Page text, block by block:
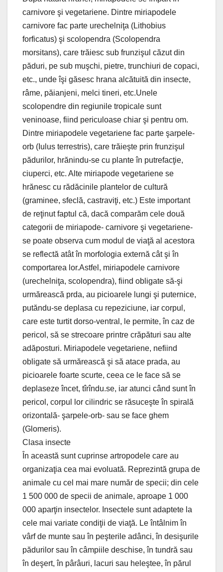
carnivore şi vegetariene. Dintre miriapodele
carnivore fac parte urechelniţa (Lithobius
forficatus) şi scolopendra (Scolopendra
morsitans), care trăiesc sub frunzişul căzut din
păduri, pe sub muşchi, pietre, trunchiuri de copaci,
etc., unde îşi găsesc hrana alcătuită din insecte,
râme, păianjeni, melci tineri, etc.Unele
scolopendre din regiunile tropicale sunt
veninoase, fiind periculoase chiar şi pentru om.
Dintre miriapodele vegetariene fac parte şarpele-
orb (Iulus terrestris), care trăieşte prin frunzişul
pădurilor, hrănindu-se cu plante în putrefacţie,
ciuperci, etc. Alte miriapode vegetariene se
hrănesc cu rădăcinile plantelor de cultură
(graminee, sfeclă, castraviţi, etc.) Este important
de reţinut faptul că, dacă comparăm cele două
categorii de miriapode- carnivore şi vegetariene-
se poate observa cum modul de viaţă al acestora
se reflectă atât în morfologia externă cât şi în
comportarea lor.Astfel, miriapodele carnivore
(urechelniţa, scolopendra), fiind obligate să-şi
urmărească prda, au picioarele lungi şi puternice,
putăndu-se deplasa cu repeziciune, iar corpul,
care este turtit dorso-ventral, le permite, în caz de
pericol, să se strecoare printre crăpături sau alte
adăposturi. Miriapodele vegetariene, nefiind
obligate să urmărească şi să atace prada, au
picioarele foarte scurte, ceea ce le face să se
deplaseze încet, tîrîndu.se, iar atunci când sunt în
pericol, corpul lor cilindric se răsuceşte în spirală
orizontală- şarpele-orb- sau se face ghem
(Glomeris).
Clasa insecte
În această sunt cuprinse artropodele care au
organizaţia cea mai evoluată. Reprezintă grupa de
animale cu cel mai mare număr de specii; din cele
1 500 000 de specii de animale, aproape 1 000
000 aparţin insectelor. Insectele sunt adaptete la
cele mai variate condiţii de viaţă. Le întâlnim în
vârf de munte sau în peşterile adânci, în desişurile
pădurilor sau în câmpiile deschise, în tundră sau
în deşert, în pârâuri, lacuri sau heleştee, în părul